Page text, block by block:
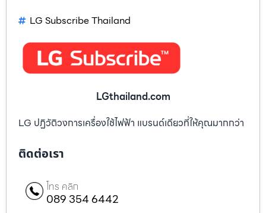
LG Subscribe Thailand
LGthailand.com
LG ปฏิวัติวงการเครื่องใช้ไฟฟ้า แบรนด์เดียวที่ให้คุณมากกว่า
ติดต่อเรา
โทร คลิก
089 354 6442